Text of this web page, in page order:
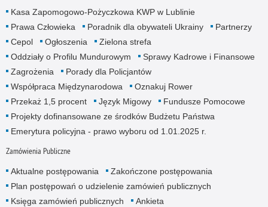
Kasa Zapomogowo-Pożyczkowa KWP w Lublinie
Prawa Człowieka
Poradnik dla obywateli Ukrainy
Partnerzy
Cepol
Ogłoszenia
Zielona strefa
Oddziały o Profilu Mundurowym
Sprawy Kadrowe i Finansowe
Zagrożenia
Porady dla Policjantów
Współpraca Międzynarodowa
Oznakuj Rower
Przekaż 1,5 procent
Język Migowy
Fundusze Pomocowe
Projekty dofinansowane ze środków Budżetu Państwa
Emerytura policyjna - prawo wyboru od 1.01.2025 r.
Zamówienia Publiczne
Aktualne postępowania
Zakończone postępowania
Plan postępowań o udzielenie zamówień publicznych
Księga zamówień publicznych
Ankieta